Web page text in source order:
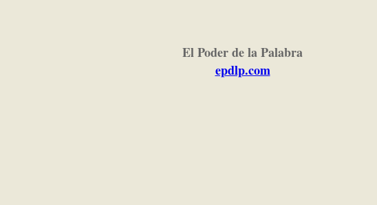
El Poder de la Palabra
epdlp.com